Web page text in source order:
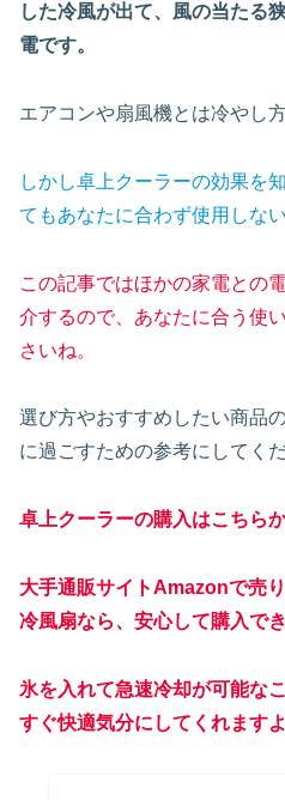
した冷風が出て、風の当たる
電です。
エアコンや扇風機とは冷やし
しかし卓上クーラーの効果を
てもあなたに合わず使用しな
この記事ではほかの家電との
介するので、あなたに合う使
さいね。
選び方やおすすめしたい商品
に過ごすための参考にしてく
卓上クーラーの購入はこちら
大手通販サイトAmazonで売
冷風扇なら、安心して購入で
氷を入れて急速冷却が可能な
すぐ快適気分にしてくれます